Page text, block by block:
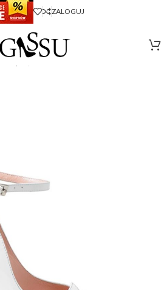
ZALOGUJ
Gassu>Buty Damskie